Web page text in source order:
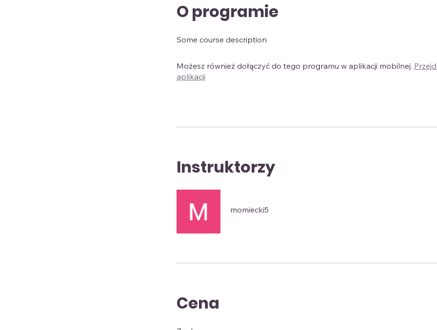
O programie
Some course description
Możesz również dołączyć do tego programu w aplikacji mobilnej.
aplikacji
Instruktorzy
momiecki5
Cena